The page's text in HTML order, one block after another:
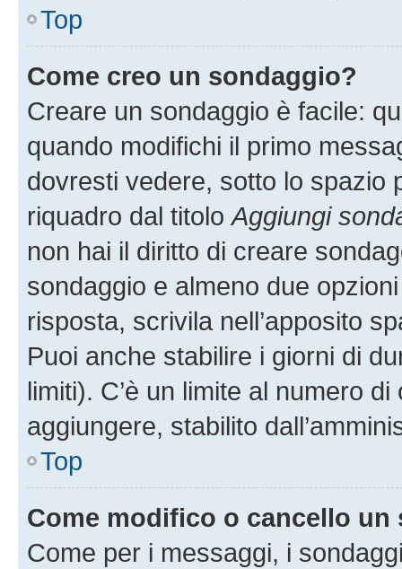
Top
Come creo un sondaggio?
Creare un sondaggio è facile:
quando modifichi il primo
dovresti vedere, sotto lo spazio
riquadro dal titoloAggiungi
non hai il diritto di creare
sondaggio e almeno due
risposta, scrivila nell’apposito
Puoi anche stabilire i giorni di
limiti). C’è un limite al numero
aggiungere, stabilito
Top
Come modifico o cancello un
Come per i messaggi, i